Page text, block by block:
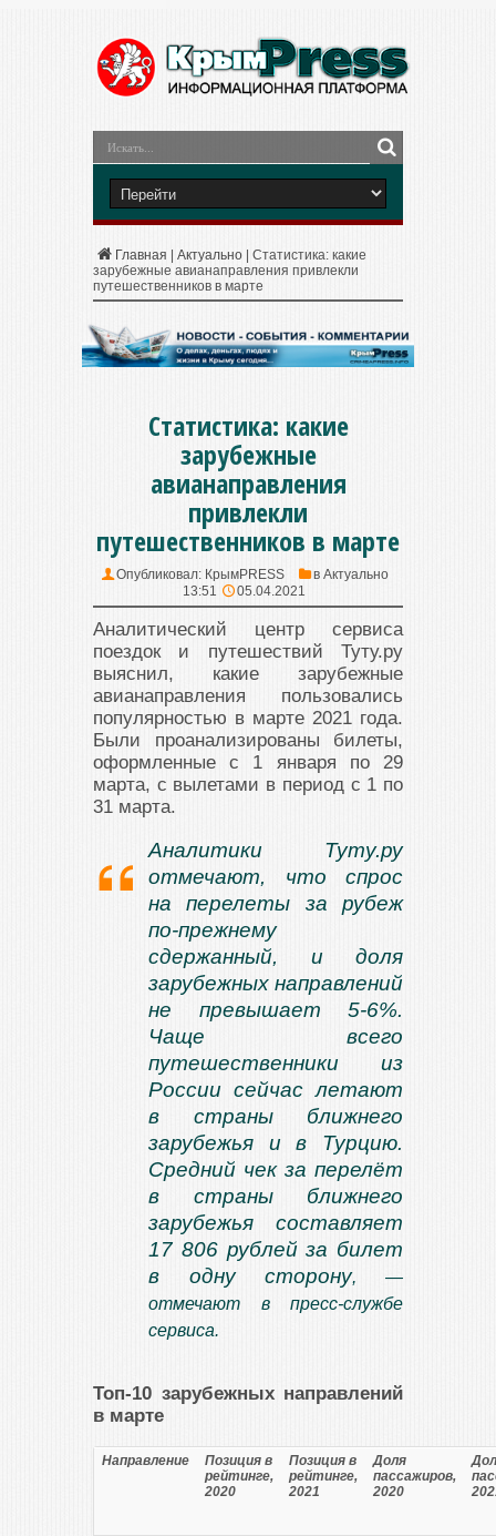
Главная Актуально
Статистика: какие
зарубежные авианаправления привлекли
путешественников в марте
Статистика: какие
зарубежные
авианаправления
привлекли
путешественников в марте
Опубликовал: КрымPRESS в Актуально
13:51
05.04.2021
Аналитический центр сервиса
поездок и путешествий Туту.ру
выяснил, какие зарубежные
авианаправления пользовались
популярностью в марте 2021 года.
Были проанализированы билеты,
оформленные с 1 января по 29
марта, с вылетами в период с 1 по
31 марта.
Аналитики Туту.ру
отмечают, что спрос
на перелеты за рубеж
по-прежнему
сдержанный, и доля
зарубежных направлений
не превышает 5-6%.
Чаще всего
путешественники из
России сейчас летают
в страны ближнего
зарубежья и в Турцию.
Средний чек за перелёт
в страны ближнего
зарубежья составляет
17 806 рублей за билет
в одну сторону, —
отмечают в пресс-службе
сервиса.
Топ-10 зарубежных направлений
в марте
Направление
Позиция в
рейтинге,
2020
Позиция в
рейтинге,
2021
Доля
пассажиров,
2020